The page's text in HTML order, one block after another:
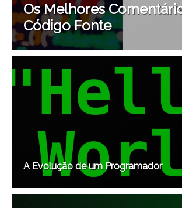
Os Melhores
Código Fonte
A Evolução de um Programador